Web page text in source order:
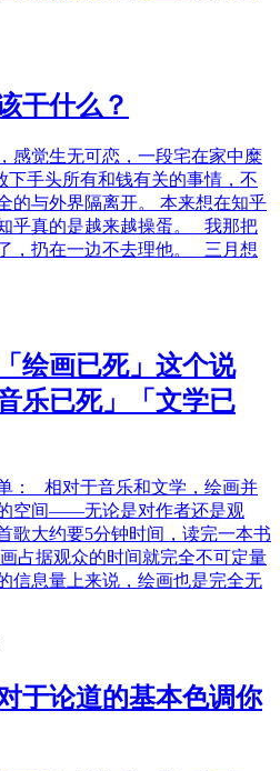
干什么？
感觉生无可恋，一段宅在家中糜
手头所有和钱有关的事情，不
的与外界隔离开。 本来想在知乎
乎真的是越来越操蛋。 我那把
，扔在一边不去理他。 三月想
绘画已死」这个说
乐已死」「文学已
： 相对于音乐和文学，绘画并
空间——无论是对作者还是观
歌大约要5分钟时间，读完一本书
占据观众的时间就完全不可定量
信息量上来说，绘画也是完全无
于论道的基本色调你